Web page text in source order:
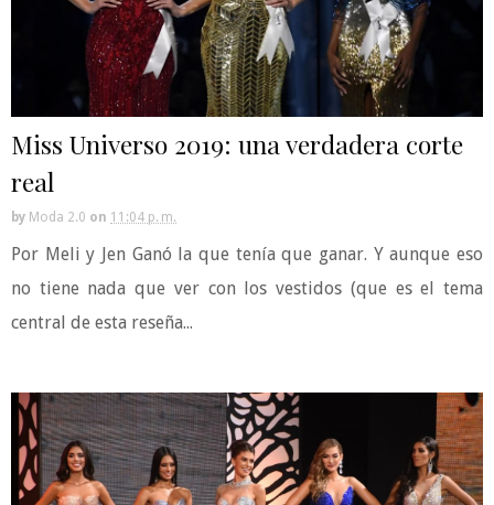
Miss Universo 2019: una verdadera corte
real
by Moda 2.0 on 11:04 p. m.
Por Meli y Jen Ganó la que tenía que ganar. Y aunque eso
no tiene nada que ver con los vestidos (que es el tema
central de esta reseña...